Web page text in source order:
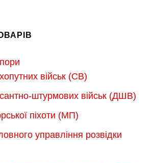
на
військ (СВ)
штурмових військ (ДШВ)
піхоти (МП)
управління розвідки